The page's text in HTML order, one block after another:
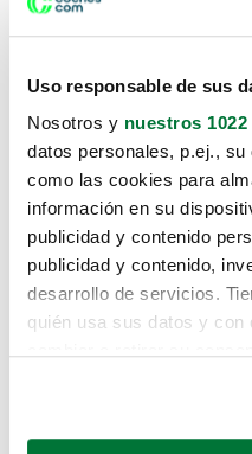
Uso responsable de sus
Nosotros y nuestros
datos personales, p.ej.,
como las cookies para
información en su
publicidad y contenido
publicidad y contenido,
desarrollo de servicios.
quién usa sus datos y con
Lo sentimos,
te hemos
Pero puedes encontrar
buscando en alguno
Coches de segunda mano